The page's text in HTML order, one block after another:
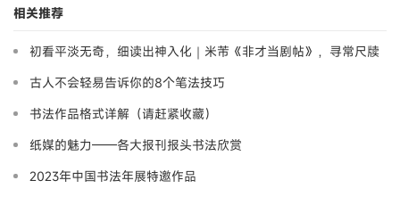
相关推荐
初看平淡无奇，细读出神入化｜米芾《非才当剧帖》，寻常尺牍
藏大道
古人不会轻易告诉你的8个笔法技巧
书法作品格式详解（请赶紧收藏）
纸媒的魅力——各大报刊报头书法欣赏
2023年中国书法年展特邀作品